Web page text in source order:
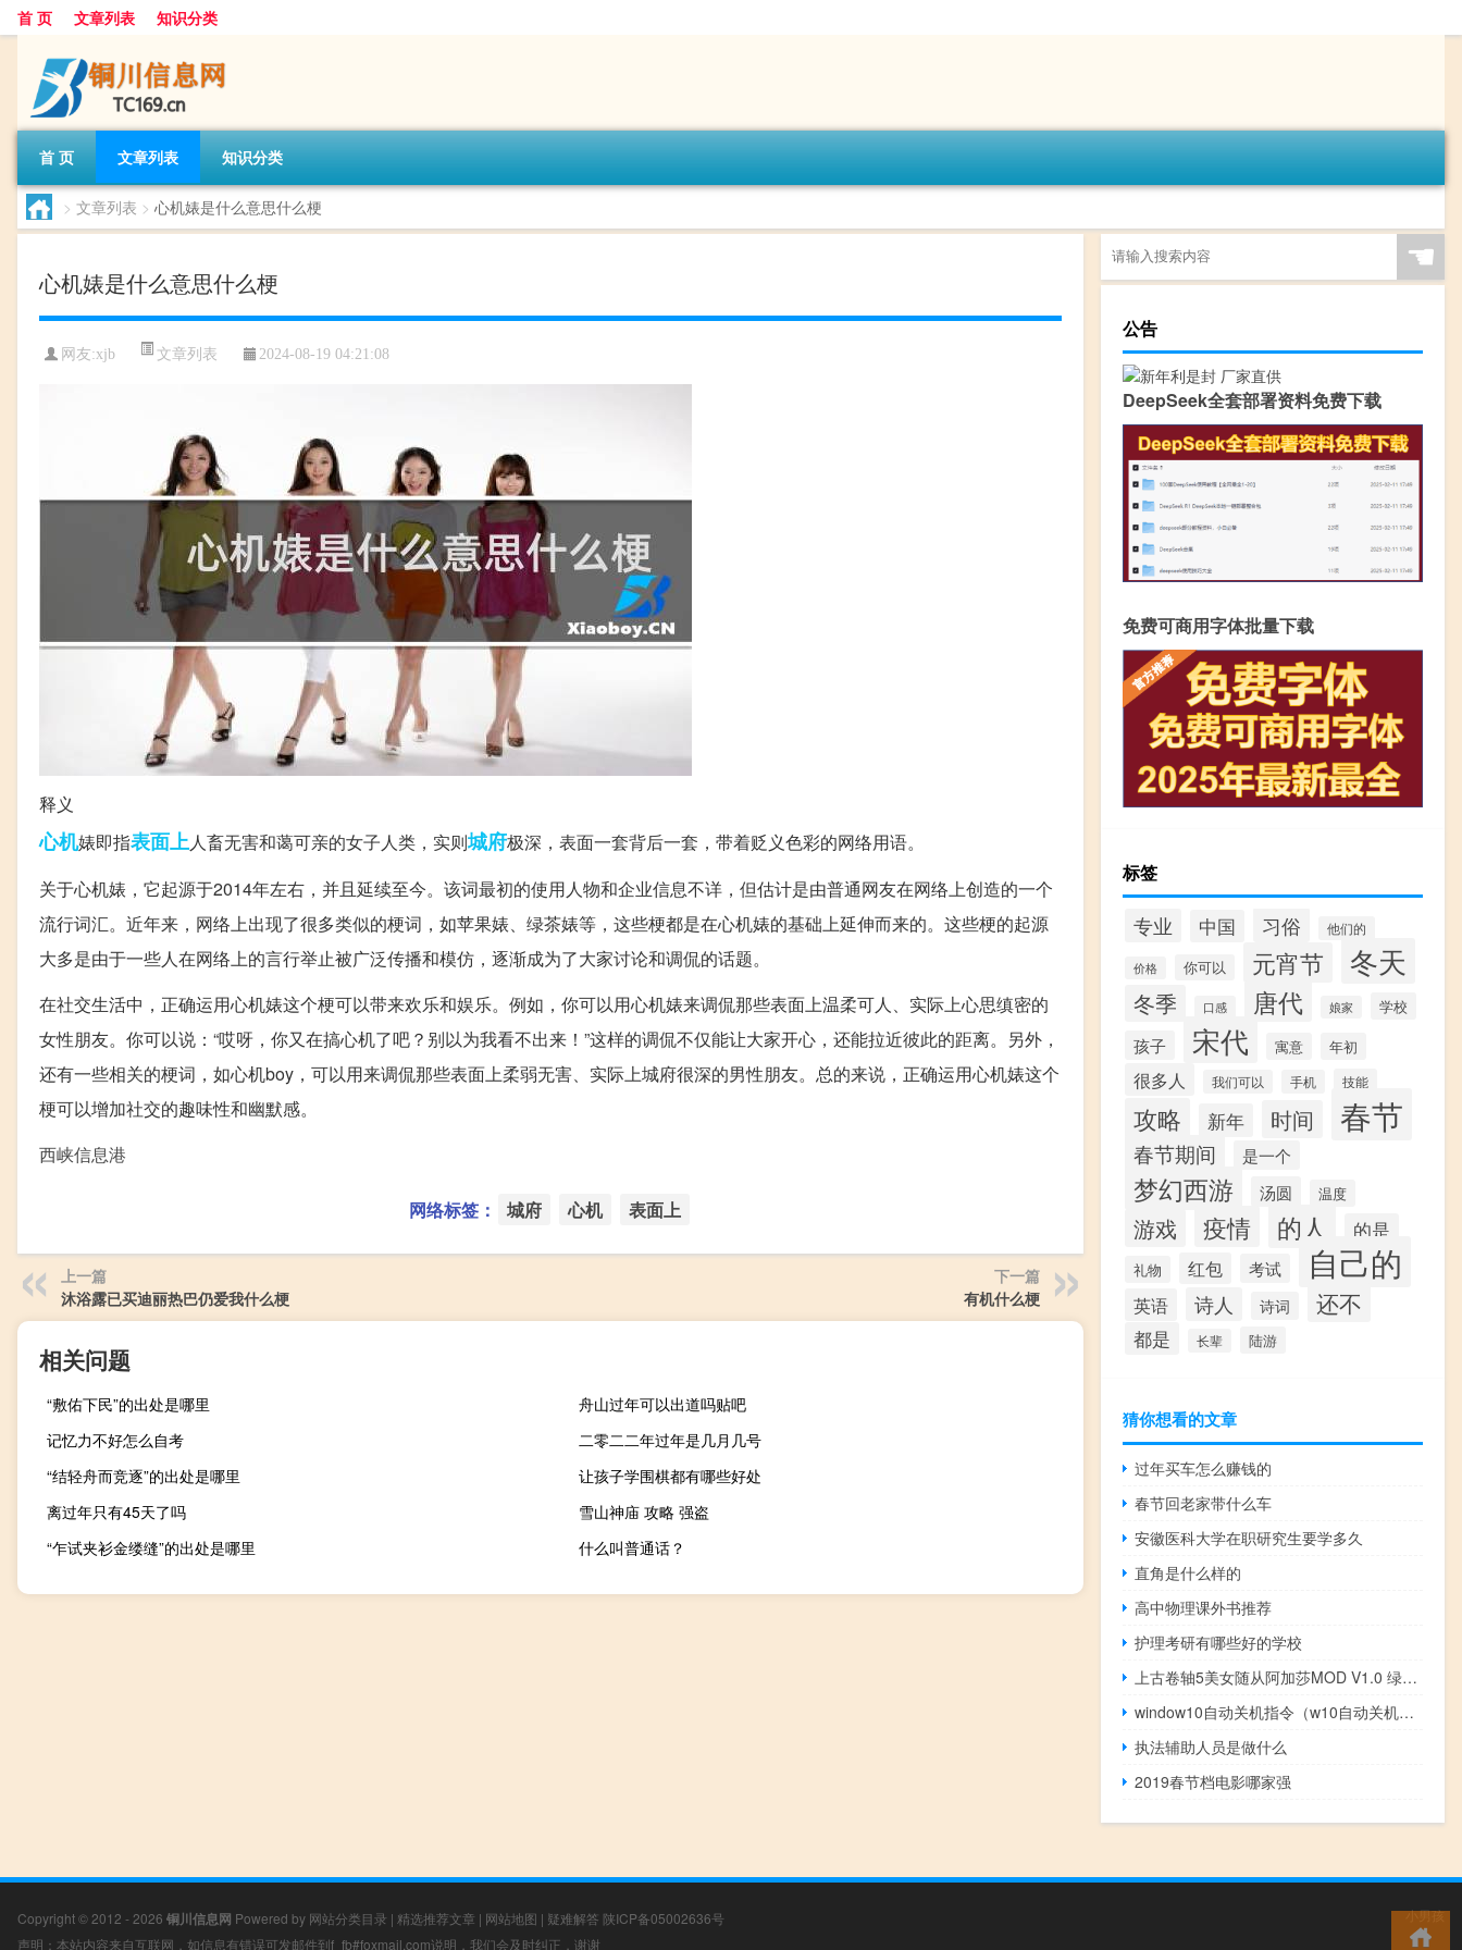
首 页 文章列表 知识分类
首 页 文章列表 知识分类
> 文章列表 > 心机婊是什么意思什么梗
心机婊是什么意思什么梗
网友:xjb 文章列表 2024-08-19 04:21:08
释义
心机婊即指表面上人畜无害和蔼可亲的女子人类，实则城府极深，表面一套背后一套，带着贬义色彩的网络用语。
关于心机婊，它起源于2014年左右，并且延续至今。该词最初的使用人物和企业信息不详，但估计是由普通网友在网络上创造的一个
流行词汇。近年来，网络上出现了很多类似的梗词，如苹果婊、绿茶婊等，这些梗都是在心机婊的基础上延伸而来的。这些梗的起源
大多是由于一些人在网络上的言行举止被广泛传播和模仿，逐渐成为了大家讨论和调侃的话题。
在社交生活中，正确运用心机婊这个梗可以带来欢乐和娱乐。例如，你可以用心机婊来调侃那些表面上温柔可人、实际上心思缜密的
女性朋友。你可以说：“哎呀，你又在搞心机了吧？别以为我看不出来！”这样的调侃不仅能让大家开心，还能拉近彼此的距离。另外，
还有一些相关的梗词，如心机boy，可以用来调侃那些表面上柔弱无害、实际上城府很深的男性朋友。总的来说，正确运用心机婊这个
梗可以增加社交的趣味性和幽默感。
西峡信息港
网络标签： 城府 心机 表面上
上一篇
沐浴露已买迪丽热巴仍爱我什么梗
下一篇
有机什么梗
相关问题
“敷佑下民”的出处是哪里
舟山过年可以出道吗贴吧
记忆力不好怎么自考
二零二二年过年是几月几号
“结轻舟而竞逐”的出处是哪里
让孩子学围棋都有哪些好处
离过年只有45天了吗
雪山神庙 攻略 强盗
“乍试夹衫金缕缝”的出处是哪里
什么叫普通话？
☚
公告
DeepSeek全套部署资料免费下载
免费可商用字体批量下载
标签
专业 中国 习俗 他们的
价格 你可以 元宵节 冬天
冬季 口感 唐代 娘家 学校
孩子 宋代 寓意 年初
很多人 我们可以 手机 技能
攻略 新年 时间 春节
春节期间 是一个
梦幻西游 汤圆 温度
游戏 疫情 的人 的是
礼物 红包 考试 自己的
英语 诗人 诗词 还不
都是 长辈 陆游
猜你想看的文章
过年买车怎么赚钱的
春节回老家带什么车
安徽医科大学在职研究生要学多久
直角是什么样的
高中物理课外书推荐
护理考研有哪些好的学校
上古卷轴5美女随从阿加莎MOD V1.0 绿色免费版（上古卷轴5美女随从阿加莎MOD V1.0 绿色免费版功能简介）
window10自动关机指令（w10自动关机命令）
执法辅助人员是做什么
2019春节档电影哪家强
Copyright © 2012 - 2026 铜川信息网 Powered by 网站分类目录 | 精选推荐文章 | 网站地图 | 疑难解答 陕ICP备05002636号
声明：本站内容来自互联网，如信息有错误可发邮件到f_fb#foxmail.com说明，我们会及时纠正，谢谢
小男孩